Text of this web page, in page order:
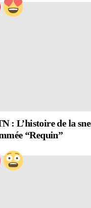
: L’histoire de la
“Requin”